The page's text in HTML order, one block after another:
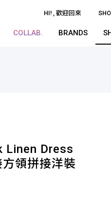
HI! , 歡迎回來
COLLAB. BRANDS
Linen Dress
領拼接洋裝